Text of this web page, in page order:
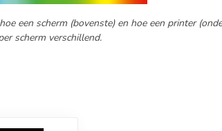
een scherm (bovenste) en hoe een printer
scherm verschillend.